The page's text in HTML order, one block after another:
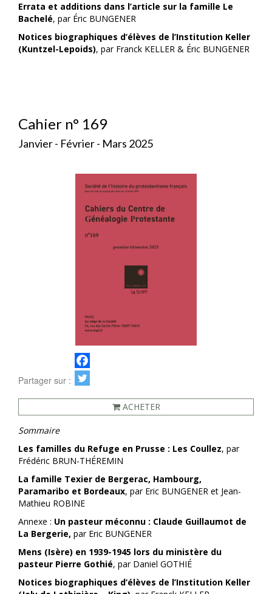
Errata et additions dans l’article sur la famille Le
Bachelé, par Éric BUNGENER
Notices biographiques d’élèves de l’Institution Keller
(Kuntzel-Lepoids), par Franck KELLER & Éric BUNGENER
Cahier n° 169
Janvier - Février - Mars 2025
Partager sur :
ACHETER
Sommaire
Les familles du Refuge en Prusse : Les Coullez, par
Frédéric BRUN-THÉREMIN
La famille Texier de Bergerac, Hambourg,
Paramaribo et Bordeaux, par Eric BUNGENER et Jean-
Mathieu ROBINE
Annexe : Un pasteur méconnu : Claude Guillaumot de
La Bergerie, par Eric BUNGENER
Mens (Isère) en 1939-1945 lors du ministère du
pasteur Pierre Gothié, par Daniel GOTHIÉ
Notices biographiques d’élèves de l’Institution Keller